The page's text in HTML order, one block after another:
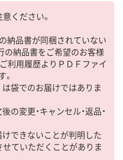
ください。
納品書が同梱されていない
の納品書をご希望のお客様
利用履歴よりＰＤＦファイ
は袋でのお届けではありま
の変更・キャンセル・返品・
けできないことが判明した
せていただくことがありま